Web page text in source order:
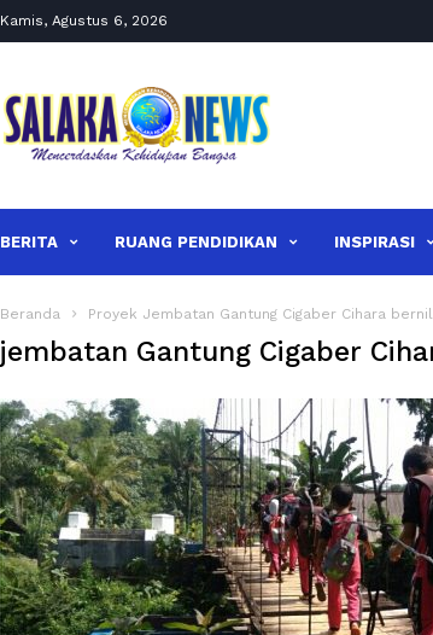
Kamis, Agustus 6, 2026
BERITA RUANG PENDIDIKAN INSPIRASI
Beranda Proyek Jembatan Gantung Cigaber Cihara
jembatan Gantung Cigaber